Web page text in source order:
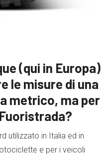
(qui in Europa)
le misure di una
metrico, ma per
utilizzato in Italia ed in
e per i veicoli